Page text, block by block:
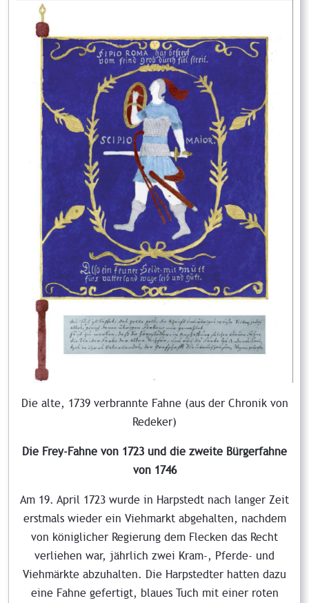
Die alte, 1739 verbrannte Fahne (aus der Chronik von
Redeker)
Die Frey-Fahne von 1723 und die zweite Bürgerfahne
von 1746
Am 19. April 1723 wurde in Harpstedt nach langer Zeit
erstmals wieder ein Viehmarkt abgehalten, nachdem
von königlicher Regierung dem Flecken das Recht
verliehen war, jährlich zwei Kram-, Pferde- und
Viehmärkte abzuhalten. Die Harpstedter hatten dazu
eine Fahne gefertigt, blaues Tuch mit einer roten